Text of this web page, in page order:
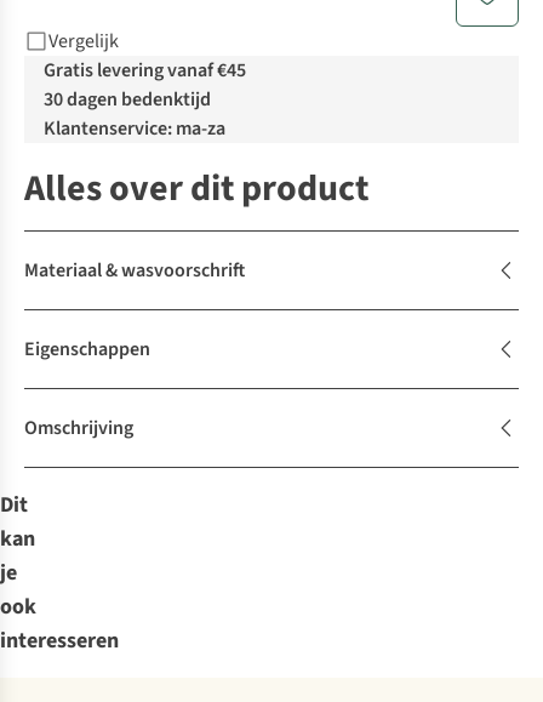
Vergelijk
Gratis levering vanaf €45
30 dagen bedenktijd
Klantenservice: ma-za
Alles over dit product
Materiaal & wasvoorschrift
Eigenschappen
Omschrijving
Dit
kan
je
ook
interesseren